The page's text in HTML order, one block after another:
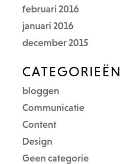
februari 2016
januari 2016
december 2015
CATEGORIEËN
bloggen
Communicatie
Content
Design
Geen categorie